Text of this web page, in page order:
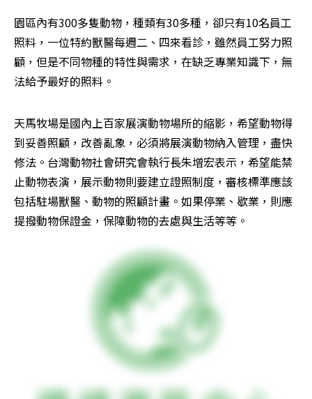
園區內有300多隻動物，種類有30多種，卻只有10名員工
照料，一位特約獸醫每週二、四來看診，雖然員工努力照
顧，但是不同物種的特性與需求，在缺乏專業知識下，無
法給予最好的照料。
天馬牧場是國內上百家展演動物場所的縮影，希望動物得
到妥善照顧，改善亂象，必須將展演動物納入管理，盡快
修法。台灣動物社會研究會執行長朱增宏表示，希望能禁
止動物表演，展示動物則要建立證照制度，審核標準應該
包括駐場獸醫、動物的照顧計畫。如果停業、歇業，則應
提撥動物保證金，保障動物的去處與生活等等。